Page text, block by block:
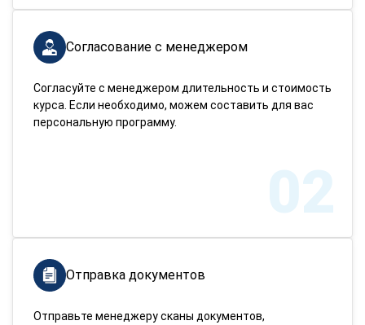
Согласование с менеджером
Согласуйте с менеджером длительность и стоимость
курса. Если необходимо, можем составить для вас
персональную программу.
02
Отправка документов
Отправьте менеджеру сканы документов,